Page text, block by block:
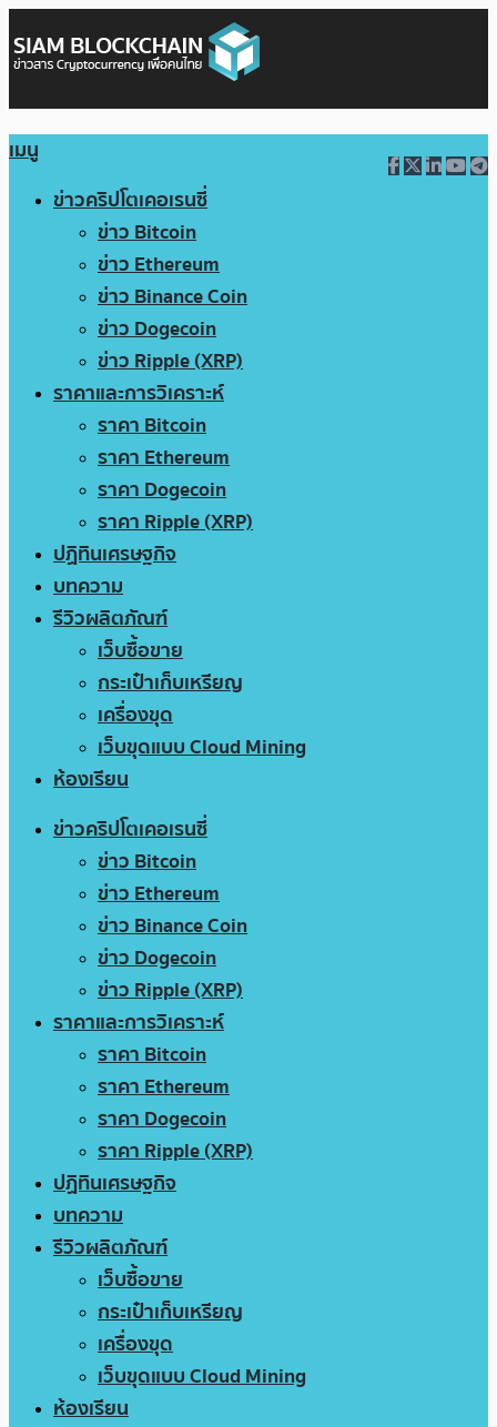
เมนู
ข่าวคริปโตเคอเรนซี่
ข่าว Bitcoin
ข่าว Ethereum
ข่าว Binance Coin
ข่าว Dogecoin
ข่าว Ripple (XRP)
ราคาและการวิเคราะห์
ราคา Bitcoin
ราคา Ethereum
ราคา Dogecoin
ราคา Ripple (XRP)
ปฏิทินเศรษฐกิจ
บทความ
รีวิวผลิตภัณฑ์
เว็บซื้อขาย
กระเป๋าเก็บเหรียญ
เครื่องขุด
เว็บขุดแบบ Cloud Mining
ห้องเรียน
ข่าวคริปโตเคอเรนซี่
ข่าว Bitcoin
ข่าว Ethereum
ข่าว Binance Coin
ข่าว Dogecoin
ข่าว Ripple (XRP)
ราคาและการวิเคราะห์
ราคา Bitcoin
ราคา Ethereum
ราคา Dogecoin
ราคา Ripple (XRP)
ปฏิทินเศรษฐกิจ
บทความ
รีวิวผลิตภัณฑ์
เว็บซื้อขาย
กระเป๋าเก็บเหรียญ
เครื่องขุด
เว็บขุดแบบ Cloud Mining
ห้องเรียน